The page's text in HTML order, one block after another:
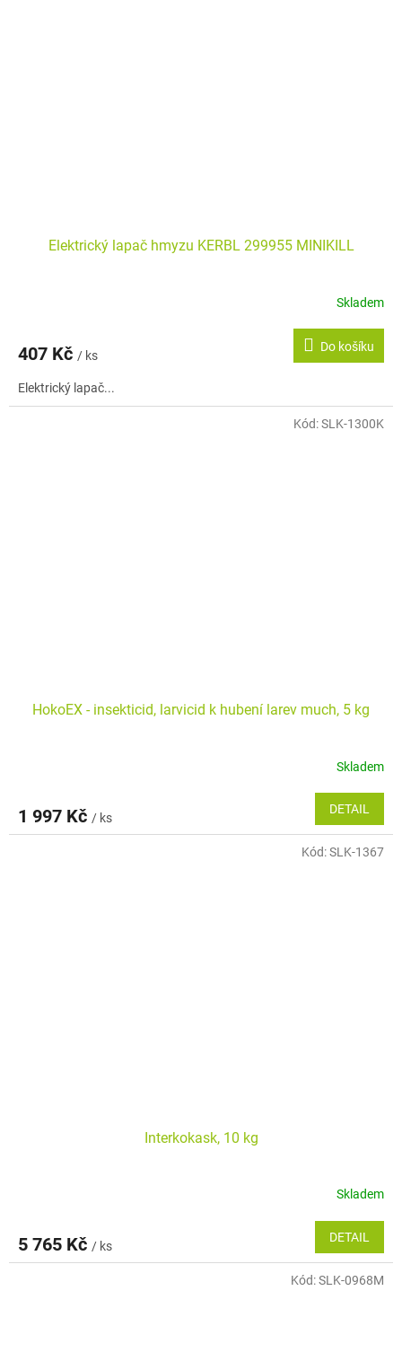
Elektrický lapač hmyzu KERBL 299955 MINIKILL
Skladem
407 Kč / ks
Do košíku
Elektrický lapač...
HokoEX - insekticid, larvicid k hubení larev much, 5 kg
Skladem
1 997 Kč / ks
DETAIL
Kód:SLK-1300K
Interkokask, 10 kg
Skladem
5 765 Kč / ks
DETAIL
Kód:SLK-1367
Kód:SLK-0968M